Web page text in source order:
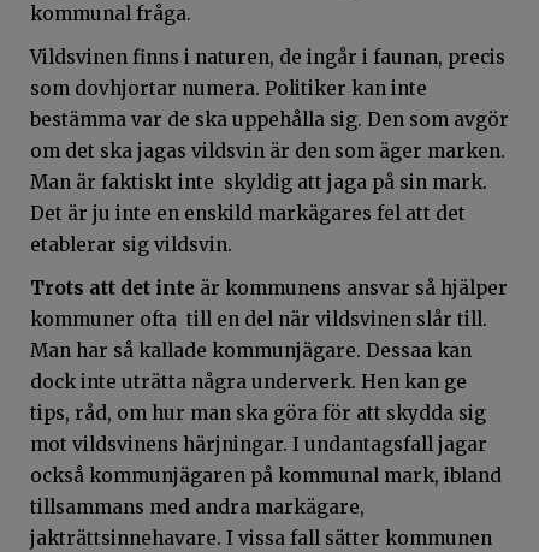
kommunal fråga.
Vildsvinen finns i naturen, de ingår i faunan, precis
som dovhjortar numera. Politiker kan inte
bestämma var de ska uppehålla sig. Den som avgör
om det ska jagas vildsvin är den som äger marken.
Man är faktiskt inte skyldig att jaga på sin mark.
Det är ju inte en enskild markägares fel att det
etablerar sig vildsvin.
Trots att det inte är kommunens ansvar så hjälper
kommuner ofta till en del när vildsvinen slår till.
Man har så kallade kommunjägare. Dessaa kan
dock inte uträtta några underverk. Hen kan ge
tips, råd, om hur man ska göra för att skydda sig
mot vildsvinens härjningar. I undantagsfall jagar
också kommunjägaren på kommunal mark, ibland
tillsammans med andra markägare,
jakträttsinnehavare. I vissa fall sätter kommunen